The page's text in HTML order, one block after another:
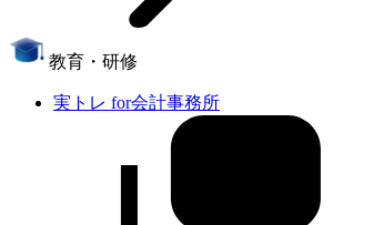
教育・研修
実トレ for会計事務所